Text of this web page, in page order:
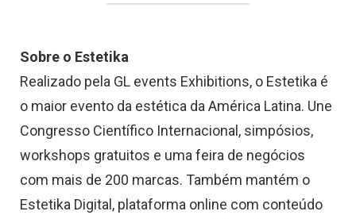
Sobre o Estetika
Realizado pela GL events Exhibitions, o Estetika é
o maior evento da estética da América Latina. Une
Congresso Científico Internacional, simpósios,
workshops gratuitos e uma feira de negócios
com mais de 200 marcas. Também mantém o
Estetika Digital, plataforma online com conteúdo